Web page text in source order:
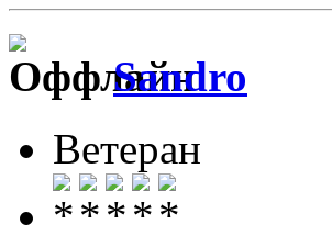
Sandro
Ветеран